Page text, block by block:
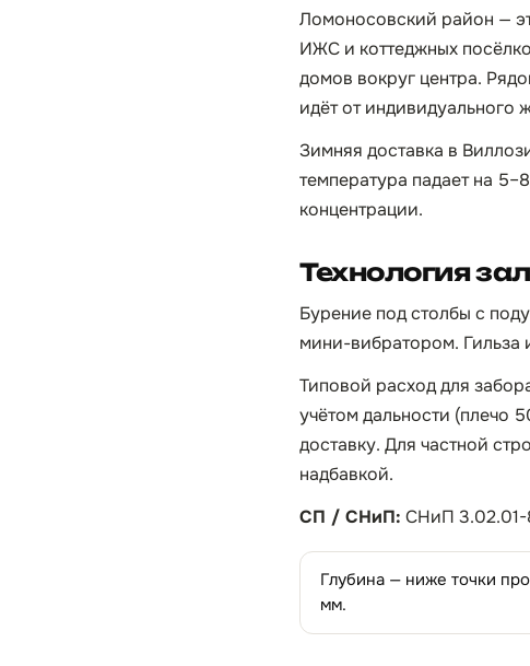
Ломоносовский район —
ИЖС и коттеджных
домов вокруг центра.
идёт от индивидуального
Зимняя доставка в
температура падает на
концентрации.
Технология
Бурение под столбы с
мини-вибратором. Гильза
Типовой расход для
учётом дальности (плечо
доставку. Для частной
надбавкой.
СП / СНиП: СНиП 3.02.01-
Глубина — ниже точки
мм.